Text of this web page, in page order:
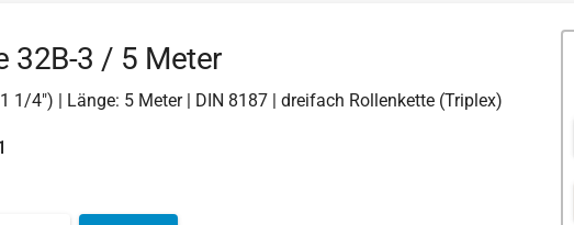
32B-3 / 5 Meter
1/4") | Länge: 5 Meter | DIN 8187 | dreifach Rollenkette (Triplex)